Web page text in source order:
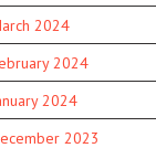
2024
2024
2024
2023